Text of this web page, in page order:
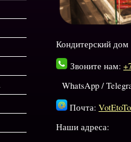
Кондитерский дом
Звоните нам:
WhatsApp /
Почта:
Наши адреса: